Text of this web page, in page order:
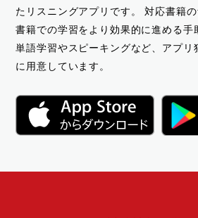
たリスニングアプリです。
対応書籍の
書籍での学習をより効果的に進める手
単語学習やスピーキングなど、アプリ
に用意しています。